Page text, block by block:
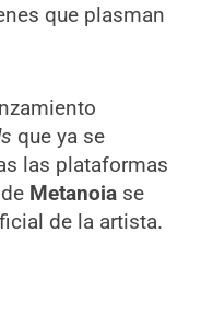
que plasman
que ya se
las plataformas
Metanoia se
de la artista.